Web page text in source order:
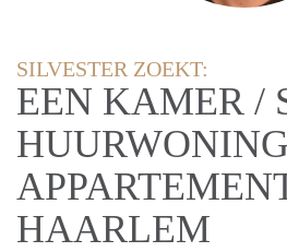
SILVESTER ZOEKT:
EEN KAMER /
HAARLEM